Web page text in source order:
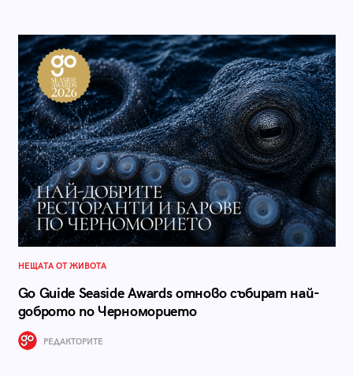
НЕЩАТА ОТ ЖИВОТА
Go Guide Seaside Awards отново събират най-
доброто по Черноморието
РЕДАКТОРИТЕ